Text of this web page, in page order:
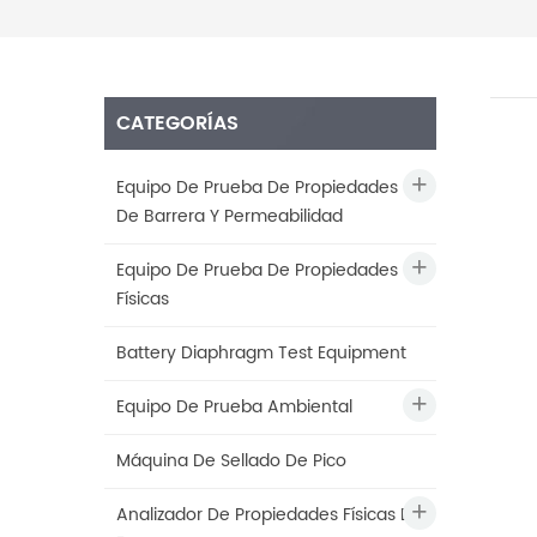
CATEGORÍAS
Equipo De Prueba De Propiedades
De Barrera Y Permeabilidad
Equipo De Prueba De Propiedades
Físicas
Battery Diaphragm Test Equipment
Equipo De Prueba Ambiental
Máquina De Sellado De Pico
Analizador De Propiedades Físicas De